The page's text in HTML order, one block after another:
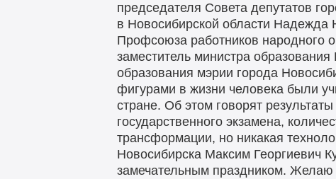
председателя Совета депутатов
в Новосибирской области Надежда
Профсоюза работников народного
заместитель министра
образования мэрии города
фигурами в жизни человека были
стране. Об этом говорят
государственного экзамена,
трансформации, но никакая
Новосибирска Максим Георгиевич
замечательным праздником. Желаю